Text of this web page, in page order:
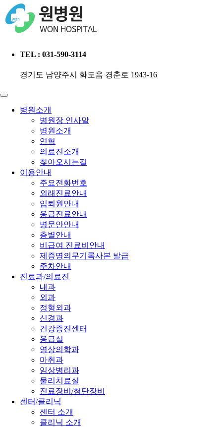
TEL : 031-590-3114
경기도 남양주시 화도읍 경춘로 1943-16
병원소개
병원장 인사말
병원소개
연혁
의료진소개
찾아오시는길
이용안내
주요전화번호
외래진료안내
입퇴원안내
응급진료안내
병문안안내
층별안내
비급여 진료비안내
제증명의무기록사본 발급
주차안내
진료과/의료진
내과
외과
정형외과
신경과
건강증진센터
응급실
영상의학과
마취과
임상병리과
물리치료실
진료장비/첨단장비
센터/클리닉
센터 소개
클리닉 소개